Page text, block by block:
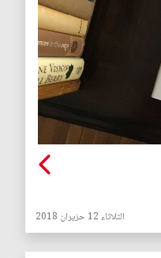
الثلاثاء 12 حزيران 2018